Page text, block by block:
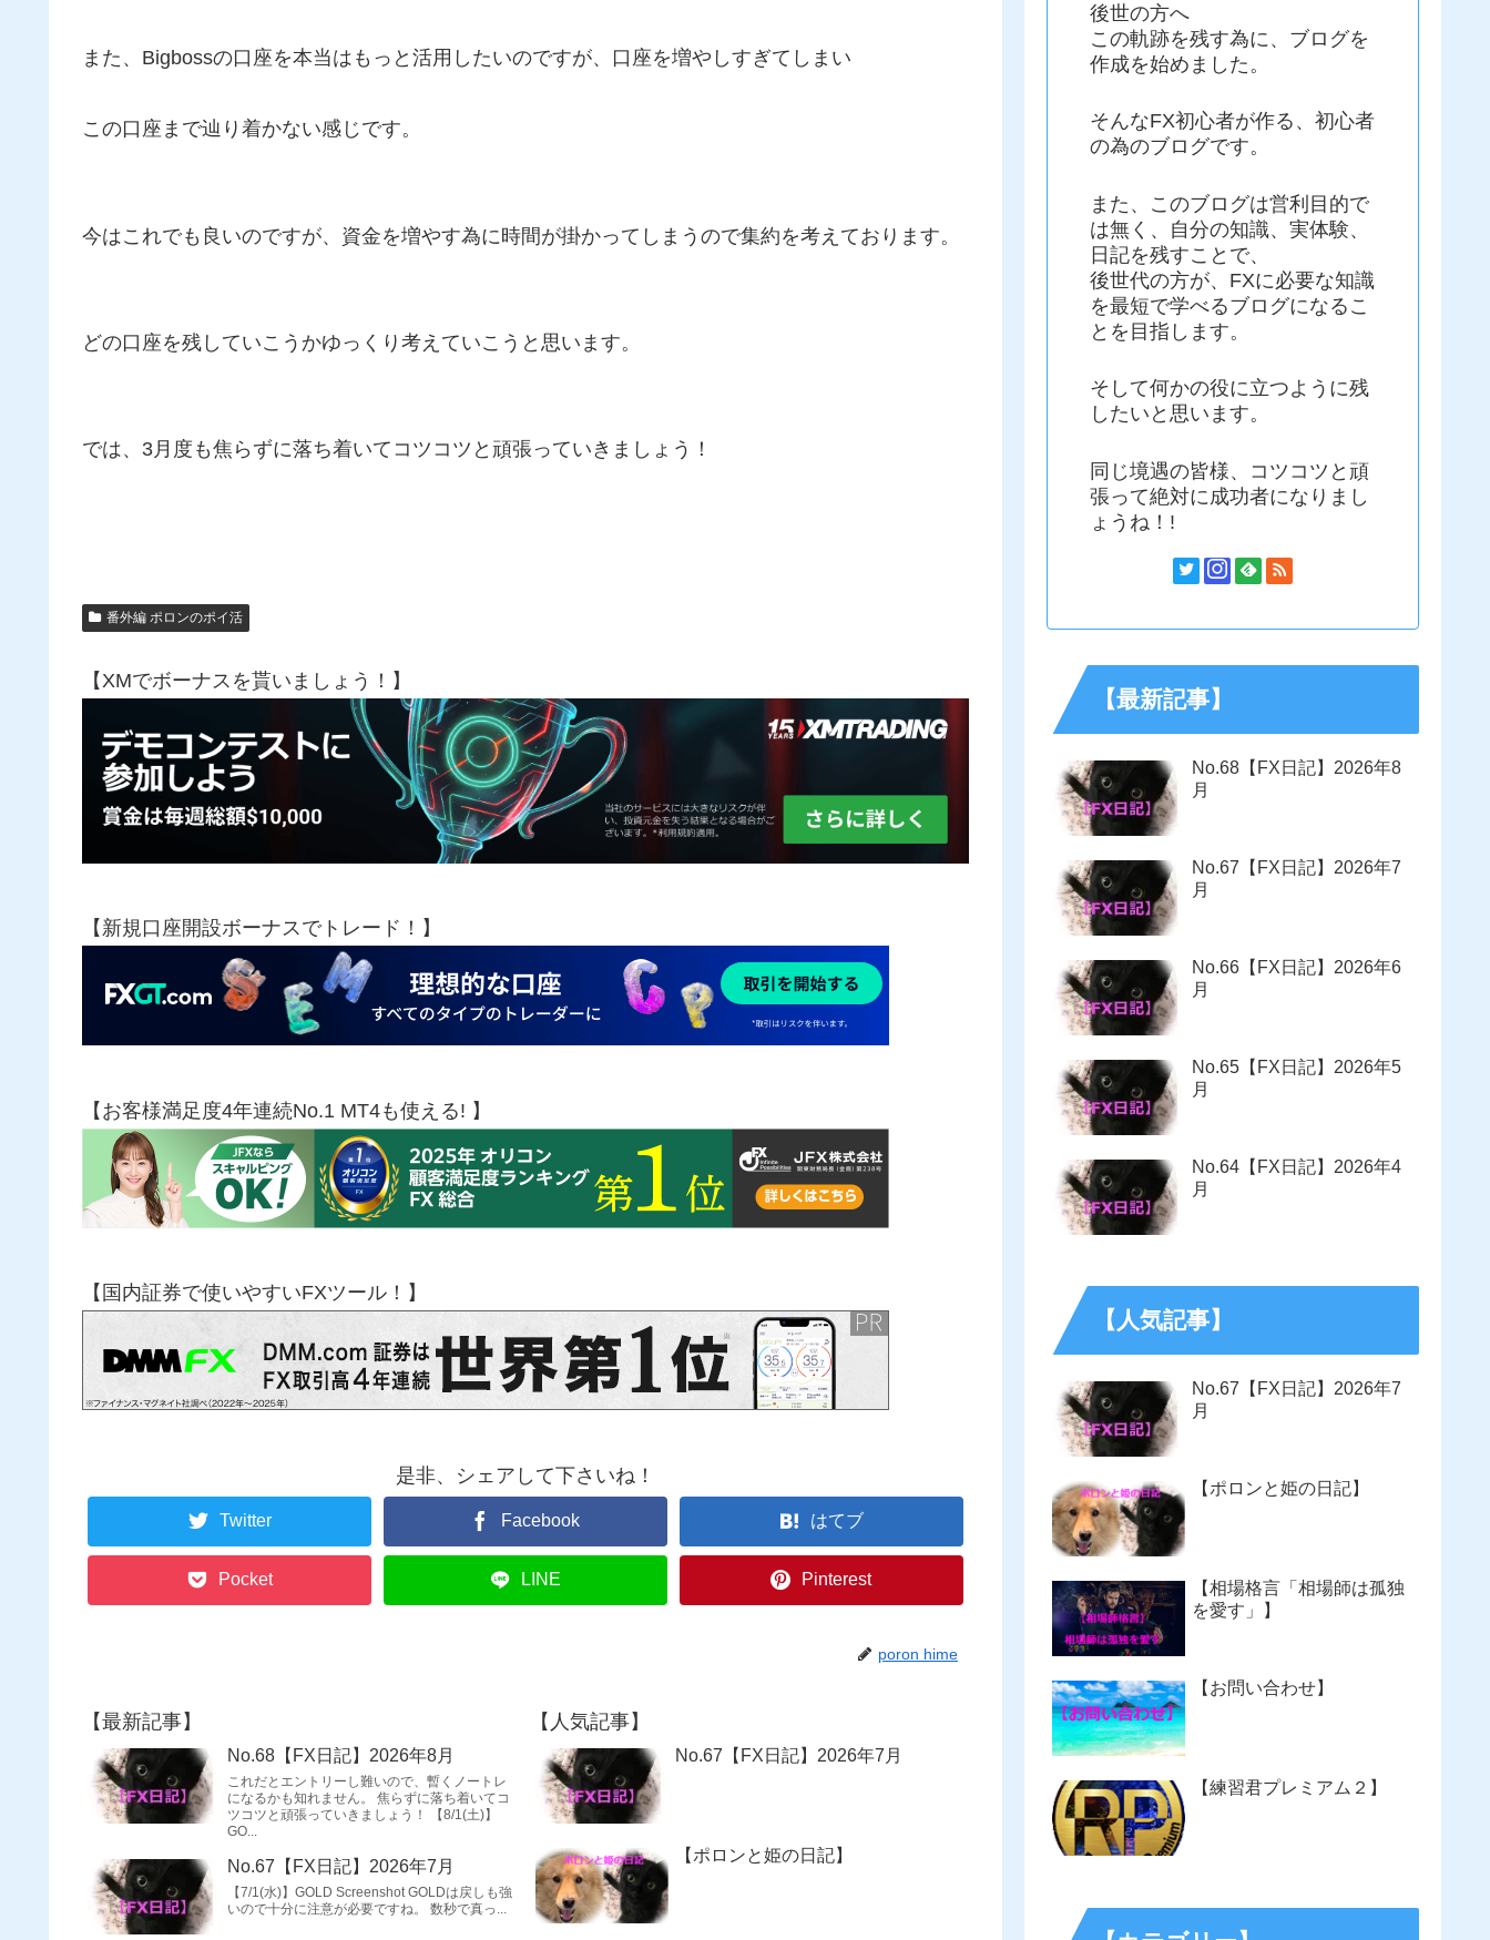
また、Bigbossの口座を本当はもっと活用したいのですが、口座を増やしすぎてしまい
この口座まで辿り着かない感じです。
今はこれでも良いのですが、資金を増やす為に時間が掛かってしまうので集約を考えております。
どの口座を残していこうかゆっくり考えていこうと思います。
では、3月度も焦らずに落ち着いてコツコツと頑張っていきましょう！
番外編 ポロンのポイ活
【XMでボーナスを貰いましょう！】
【新規口座開設ボーナスでトレード！】
【お客様満足度4年連続No.1 MT4も使える! 】
【国内証券で使いやすいFXツール！】
是非、シェアして下さいね！
Twitter Facebook はてブ
Pocket LINE Pinterest
poron hime
【最新記事】
No.68【FX日記】2026年8月
これだとエントリーし難いので、暫くノートレ
になるかも知れません。 焦らずに落ち着いてコ
ツコツと頑張っていきましょう！ 【8/1(土)】
GO...
No.67【FX日記】2026年7月
【7/1(水)】GOLD Screenshot GOLDは戻しも強
いので十分に注意が必要ですね。 数秒で真っ...
【人気記事】
No.67【FX日記】2026年7月
【ポロンと姫の日記】
後世の方へ
この軌跡を残す為に、ブログを
作成を始めました。
そんなFX初心者が作る、初心者
の為のブログです。
また、このブログは営利目的で
は無く、自分の知識、実体験、
日記を残すことで、
後世代の方が、FXに必要な知識
を最短で学べるブログになるこ
とを目指します。
そして何かの役に立つように残
したいと思います。
同じ境遇の皆様、コツコツと頑
張って絶対に成功者になりまし
ょうね！!
【最新記事】
No.68【FX日記】2026年8
月
No.67【FX日記】2026年7
月
No.66【FX日記】2026年6
月
No.65【FX日記】2026年5
月
No.64【FX日記】2026年4
月
【人気記事】
No.67【FX日記】2026年7
月
【ポロンと姫の日記】
【相場格言「相場師は孤独
を愛す」】
【お問い合わせ】
【練習君プレミアム２】